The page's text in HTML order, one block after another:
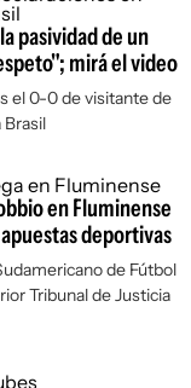
pasividad de un
mirá el video
el 0-0 de visitante de
Brasil
en Fluminense
deportivas
de Fútbol
Tribunal de Justicia